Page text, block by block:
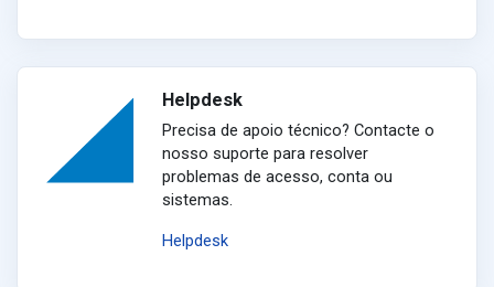
Helpdesk
Precisa de apoio técnico? Contacte o
nosso suporte para resolver
problemas de acesso, conta ou
sistemas.
Helpdesk